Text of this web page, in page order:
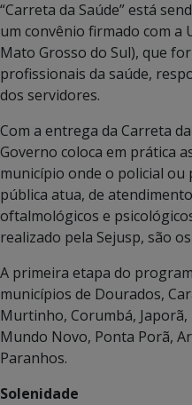
“Carreta da Saúde” está
um convênio firmado com a
Mato Grosso do Sul), que
profissionais da saúde,
dos servidores.
Com a entrega da Carreta
Governo coloca em prática
município onde o policial ou
pública atua, de
oftalmológicos e
realizado pela Sejusp, são
A primeira etapa do
municípios de Dourados,
Murtinho, Corumbá, Japorã,
Mundo Novo, Ponta Porã,
Paranhos.
Solenidade